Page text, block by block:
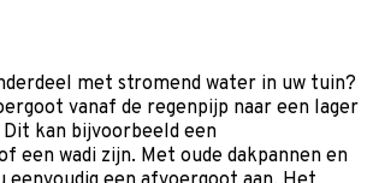
met stromend water in uw tuin?
vanaf de regenpijp naar een lager
kan bijvoorbeeld een
een wadi zijn. Met oude dakpannen en